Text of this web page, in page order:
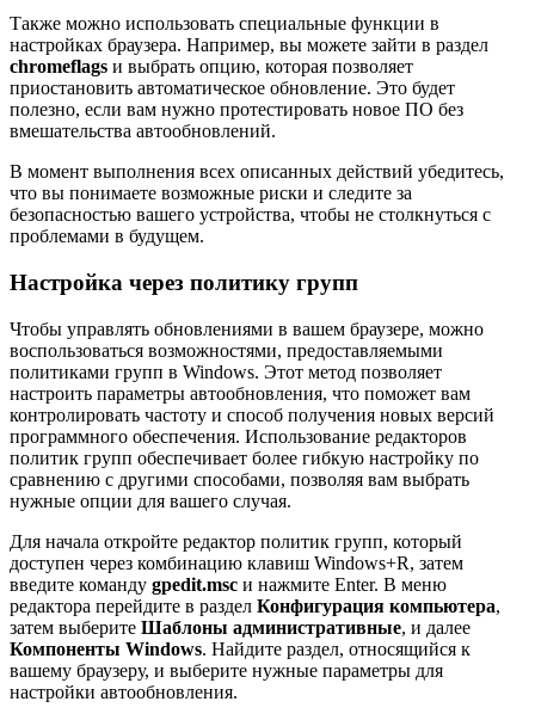
Также можно использовать специальные функции в
настройках браузера. Например, вы можете зайти в раздел
chromeflags и выбрать опцию, которая позволяет
приостановить автоматическое обновление. Это будет
полезно, если вам нужно протестировать новое ПО без
вмешательства автообновлений.
В момент выполнения всех описанных действий убедитесь,
что вы понимаете возможные риски и следите за
безопасностью вашего устройства, чтобы не столкнуться с
проблемами в будущем.
Настройка через политику групп
Чтобы управлять обновлениями в вашем браузере, можно
воспользоваться возможностями, предоставляемыми
политиками групп в Windows. Этот метод позволяет
настроить параметры автообновления, что поможет вам
контролировать частоту и способ получения новых версий
программного обеспечения. Использование редакторов
политик групп обеспечивает более гибкую настройку по
сравнению с другими способами, позволяя вам выбрать
нужные опции для вашего случая.
Для начала откройте редактор политик групп, который
доступен через комбинацию клавиш Windows+R, затем
введите команду gpedit.msc и нажмите Enter. В меню
редактора перейдите в раздел Конфигурация компьютера,
затем выберите Шаблоны административные, и далее
Компоненты Windows. Найдите раздел, относящийся к
вашему браузеру, и выберите нужные параметры для
настройки автообновления.